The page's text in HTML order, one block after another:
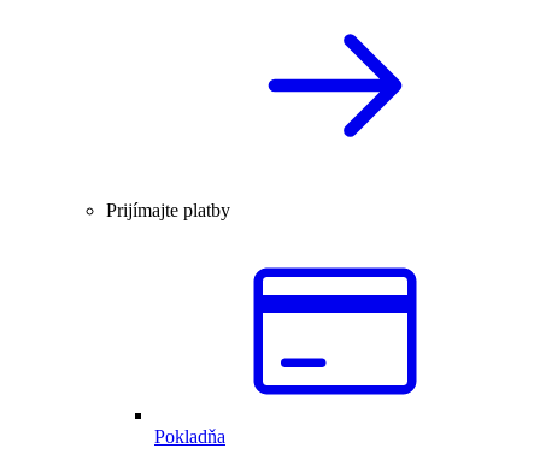
Prijímajte platby
Pokladňa